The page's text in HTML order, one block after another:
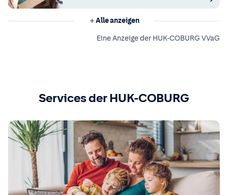
Alle anzeigen
Eine Anzeige der HUK-COBURG VVaG
Services der HUK-COBURG